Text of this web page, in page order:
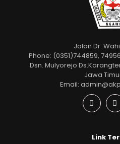
Jalan Dr.
Phone: (0351)744859,
Dsn. Mulyorejo
Jawa
Email:
Link